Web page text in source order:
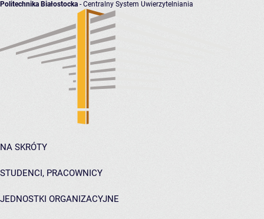
Politechnika Białostocka - Centralny System Uwierzytelniania
NA SKRÓTY
STUDENCI, PRACOWNICY
JEDNOSTKI ORGANIZACYJNE